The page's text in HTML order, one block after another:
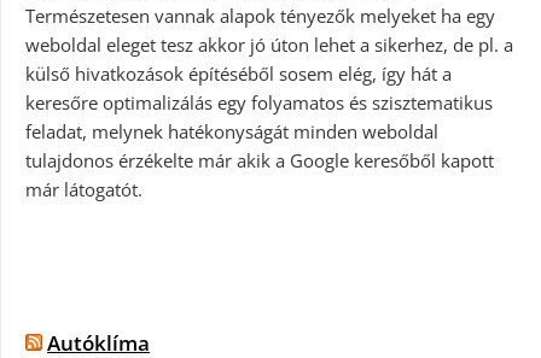
Természetesen vannak alapok tényezők melyeket ha egy
weboldal eleget tesz akkor jó úton lehet a sikerhez, de pl. a
külső hivatkozások építéséből sosem elég, így hát a
keresőre optimalizálás egy folyamatos és szisztematikus
feladat, melynek hatékonyságát minden weboldal
tulajdonos érzékelte már akik a Google keresőből kapott
már látogatót.
Autóklíma